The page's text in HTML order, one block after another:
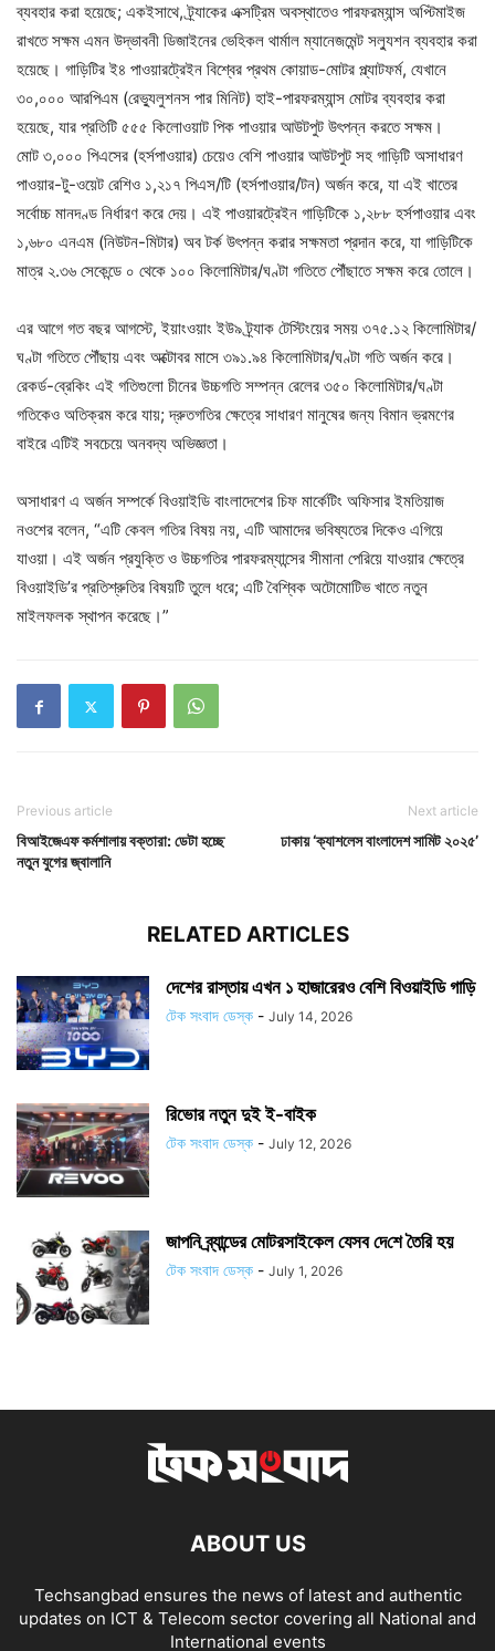
ব্যবহার করা হয়েছে; একইসাথে, ট্র্যাকের এক্সট্রিম অবস্থাতেও পারফরম্যান্স অপ্টিমাইজ
রাখতে সক্ষম এমন উদ্ভাবনী ডিজাইনের ভেহিকল থার্মাল ম্যানেজমেন্ট সল্যুশন ব্যবহার করা
হয়েছে। গাড়িটির ই৪ পাওয়ারট্রেইন বিশ্বের প্রথম কোয়াড-মোটর প্ল্যাটফর্ম, যেখানে
৩০,০০০ আরপিএম (রেভ্যুলুশনস পার মিনিট) হাই-পারফরম্যান্স মোটর ব্যবহার করা
হয়েছে, যার প্রতিটি ৫৫৫ কিলোওয়াট পিক পাওয়ার আউটপুট উৎপন্ন করতে সক্ষম।
মোট ৩,০০০ পিএসের (হর্সপাওয়ার) চেয়েও বেশি পাওয়ার আউটপুট সহ গাড়িটি অসাধারণ
পাওয়ার-টু-ওয়েট রেশিও ১,২১৭ পিএস/টি (হর্সপাওয়ার/টন) অর্জন করে, যা এই খাতের
সর্বোচ্চ মানদণ্ড নির্ধারণ করে দেয়। এই পাওয়ারট্রেইন গাড়িটিকে ১,২৮৮ হর্সপাওয়ার এবং
১,৬৮০ এনএম (নিউটন-মিটার) অব টর্ক উৎপন্ন করার সক্ষমতা প্রদান করে, যা গাড়িটিকে
মাত্র ২.৩৬ সেকেন্ডে ০ থেকে ১০০ কিলোমিটার/ঘণ্টা গতিতে পৌঁছাতে সক্ষম করে তোলে।
এর আগে গত বছর আগস্টে, ইয়াংওয়াং ইউ৯ ট্র্যাক টেস্টিংয়ের সময় ৩৭৫.১২ কিলোমিটার/
ঘণ্টা গতিতে পৌঁছায় এবং অক্টোবর মাসে ৩৯১.৯৪ কিলোমিটার/ঘণ্টা গতি অর্জন করে।
রেকর্ড-ব্রেকিং এই গতিগুলো চীনের উচ্চগতি সম্পন্ন রেলের ৩৫০ কিলোমিটার/ঘণ্টা
গতিকেও অতিক্রম করে যায়; দ্রুতগতির ক্ষেত্রে সাধারণ মানুষের জন্য বিমান ভ্রমণের
বাইরে এটিই সবচেয়ে অনবদ্য অভিজ্ঞতা।
অসাধারণ এ অর্জন সম্পর্কে বিওয়াইডি বাংলাদেশের চিফ মার্কেটিং অফিসার ইমতিয়াজ
নওশের বলেন, “এটি কেবল গতির বিষয় নয়, এটি আমাদের ভবিষ্যতের দিকেও এগিয়ে
যাওয়া। এই অর্জন প্রযুক্তি ও উচ্চগতির পারফরম্যান্সের সীমানা পেরিয়ে যাওয়ার ক্ষেত্রে
বিওয়াইডি’র প্রতিশ্রুতির বিষয়টি তুলে ধরে; এটি বৈশ্বিক অটোমোটিভ খাতে নতুন
মাইলফলক স্থাপন করেছে।”
Previous article
বিআইজেএফ কর্মশালায় বক্তারা: ডেটা হচ্ছে
নতুন যুগের জ্বালানি
Next article
ঢাকায় ‘ক্যাশলেস বাংলাদেশ সামিট ২০২৫’
RELATED ARTICLES
দেশের রাস্তায় এখন ১ হাজারেরও বেশি বিওয়াইডি গাড়ি
টেক সংবাদ ডেস্ক - July 14, 2026
রিভোর নতুন দুই ই-বাইক
টেক সংবাদ ডেস্ক - July 12, 2026
জাপ‌নি ব্র্যান্ডের মোটরসাইকেল যেসব দে‌শে তৈ‌রি হয়
টেক সংবাদ ডেস্ক - July 1, 2026
ABOUT US
Techsangbad ensures the news of latest and authentic
updates on ICT & Telecom sector covering all National and
International events